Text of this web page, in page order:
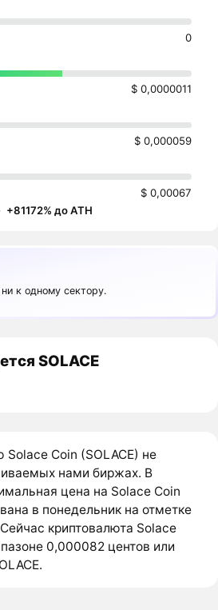
0
$ 0,0000011
$ 0,000059
$ 0,00067
· +81172% до ATH
к одному сектору.
SOLACE
Coin (SOLACE) не
нами биржах. В
цена на Solace Coin
в понедельник на отметке
криптовалюта Solace
0,000082 центов или